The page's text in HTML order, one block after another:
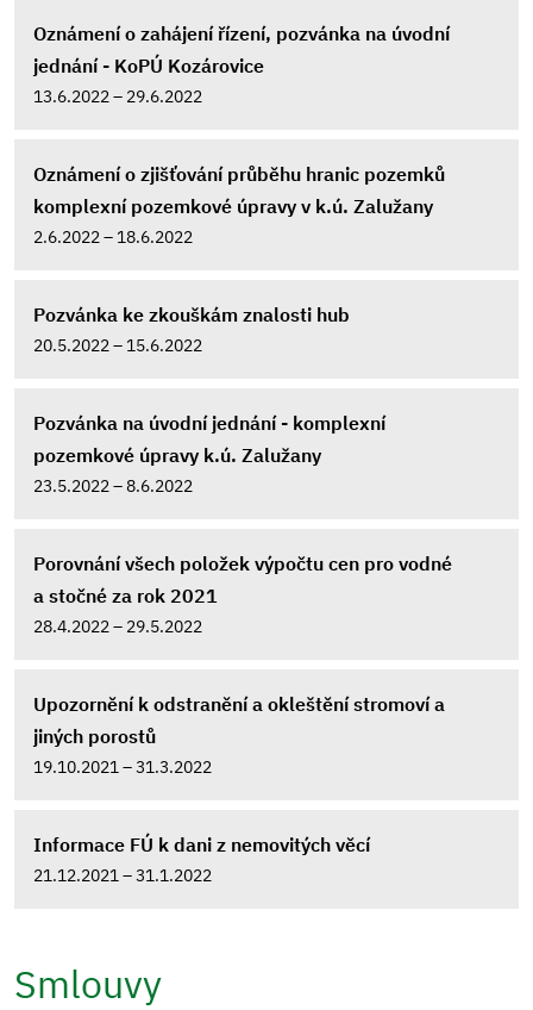
Oznámení o zahájení řízení, pozvánka na úvodní
jednání - KoPÚ Kozárovice
13.6.2022 – 29.6.2022
Oznámení o zjišťování průběhu hranic pozemků
komplexní pozemkové úpravy v k.ú. Zalužany
2.6.2022 – 18.6.2022
Pozvánka ke zkouškám znalosti hub
20.5.2022 – 15.6.2022
Pozvánka na úvodní jednání - komplexní
pozemkové úpravy k.ú. Zalužany
23.5.2022 – 8.6.2022
Porovnání všech položek výpočtu cen pro vodné
a stočné za rok 2021
28.4.2022 – 29.5.2022
Upozornění k odstranění a okleštění stromoví a
jiných porostů
19.10.2021 – 31.3.2022
Informace FÚ k dani z nemovitých věcí
21.12.2021 – 31.1.2022
Smlouvy